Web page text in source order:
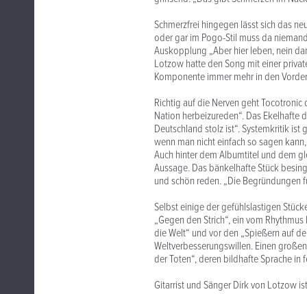
Schmerzfrei hingegen lässt sich das
oder gar im Pogo-Stil muss da
Auskopplung „Aber hier leben, nein
Lotzow hatte den Song mit einer
Komponente immer mehr in den
Richtig auf die Nerven geht Tocotronic
Nation herbeizureden“. Das Ekelhafte
Deutschland stolz ist“. Systemkritik
wenn man nicht einfach so sagen
Auch hinter dem Albumtitel und dem
Aussage. Das bänkelhafte Stück
und schön reden. „Die Begründungen
Selbst einige der gefühlslastigen
„Gegen den Strich“, ein vom
die Welt“ und vor den „Spießern auf
Weltverbesserungswillen. Einen
der Toten“, deren bildhafte Sprache in
Gitarrist und Sänger Dirk von Lotzow